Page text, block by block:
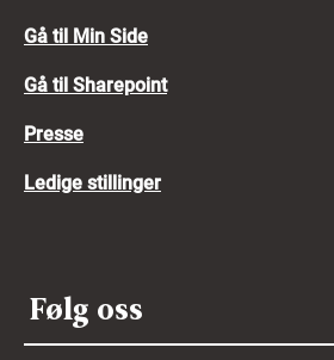
Gå til Min Side
Gå til Sharepoint
Presse
Ledige stillinger
Følg oss